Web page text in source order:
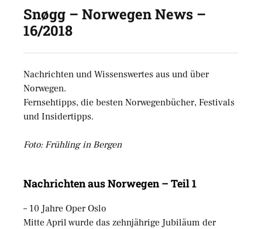
Snøgg – Norwegen News –
16/2018
Nachrichten und Wissenswertes aus und über
Norwegen.
Fernsehtipps, die besten Norwegenbücher, Festivals
und Insidertipps.
Foto: Frühling in Bergen
Nachrichten aus Norwegen – Teil 1
– 10 Jahre Oper Oslo
Mitte April wurde das zehnjährige Jubiläum der